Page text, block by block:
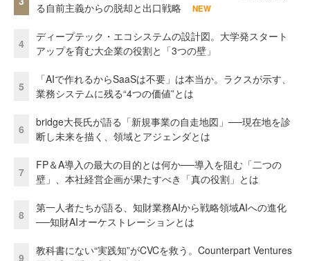
る自前主義からの脱却と出口戦略
NEW
4
ディープテック・エコシステムの設計図。大学発スタート
アップを育む大企業の役割と「3つの壁」
5
「AIで作れるからSaaSは不要」は本当か。ラクスが示す、
業務システムに残る“4つの価値”とは
6
bridge大長氏が語る「新規事業の自走地図」──現在地を診
断し未来を描く、領域とアジェンダとは
7
FP＆A導入の最大の目的とは何か──導入を阻む「二つの
壁」、本社経営企画が果たすべき「真の役割」とは
8
第一人者たちが語る、知財業務AIから戦略領域AIへの進化
──知財AIオーケストレーションとは
9
教科書にない“実践知”がCVCを救う。Counterpart Ventures